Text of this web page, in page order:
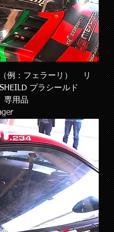
例：フェラーリ） リ
プラシールド
専用品